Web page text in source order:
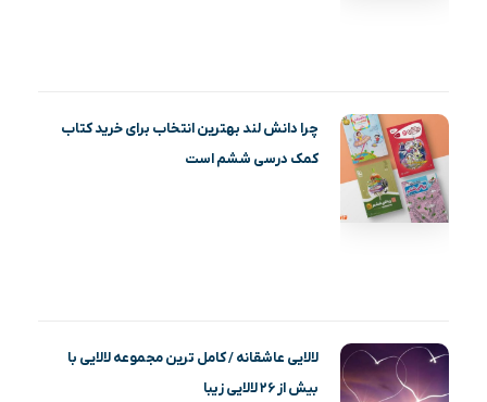
چرا دانش لند بهترین انتخاب برای خرید کتاب
کمک درسی ششم است
لالایی عاشقانه / کامل ترین مجموعه لالایی با
بیش از ۲۶ لالایی زیبا